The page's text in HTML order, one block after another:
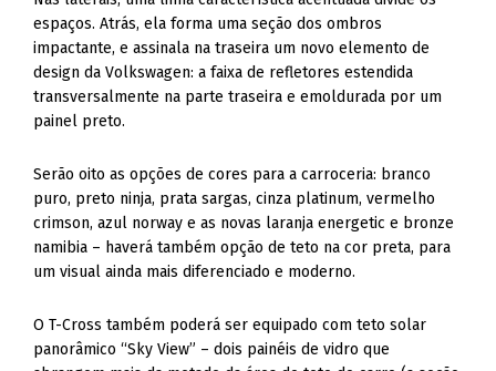
espaços. Atrás, ela forma uma seção dos ombros
impactante, e assinala na traseira um novo elemento de
design da Volkswagen: a faixa de refletores estendida
transversalmente na parte traseira e emoldurada por um
painel preto.
Serão oito as opções de cores para a carroceria: branco
puro, preto ninja, prata sargas, cinza platinum, vermelho
crimson, azul norway e as novas laranja energetic e bronze
namibia – haverá também opção de teto na cor preta, para
um visual ainda mais diferenciado e moderno.
O T-Cross também poderá ser equipado com teto solar
panorâmico “Sky View” – dois painéis de vidro que